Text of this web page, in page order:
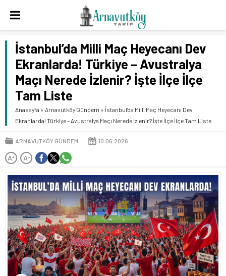
İstanbul’da Milli Maç Heyecanı Dev
Ekranlarda! Türkiye – Avustralya
Maçı Nerede İzlenir? İşte İlçe İlçe
Tam Liste
Anasayfa » Arnavutköy Gündem » İstanbul’da Milli Maç Heyecanı Dev
Ekranlarda! Türkiye – Avustralya Maçı Nerede İzlenir? İşte İlçe İlçe Tam Liste
ARNAVUTKÖY GÜNDEM 10.06.2026
A+ A-